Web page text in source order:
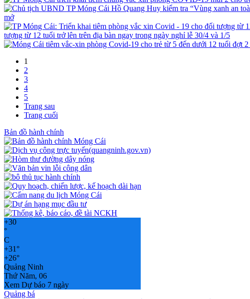
mở
tượng từ 12 tuổi trở lên trên địa bàn ngay trong ngày nghỉ lễ 30/4 và 1/5
1
2
3
4
5
Trang sau
Trang cuối
Bản đồ hành chính
+30
°
C
+31°
+26°
Quảng Ninh
Thứ Năm, 06
Xem Dự báo 7 ngày
Quảng bá